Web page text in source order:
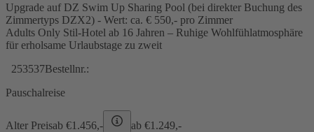
Upgrade auf DZ Swim Up Sharing Pool (bei direkter Buchung des
Zimmertyps DZX2) - Wert: ca. € 550,- pro Zimmer
Adults Only Stil-Hotel ab 16 Jahren – Ruhige Wohlfühlatmosphäre
für erholsame Urlaubstage zu zweit
253537Bestellnr.:
Pauschalreise
Alter Preisab €1.456,- ab €1.249,-